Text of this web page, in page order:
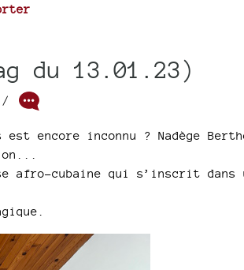
du 13.01.23)
/
encore inconnu ? Nadège
afro-cubaine qui s’inscrit dans